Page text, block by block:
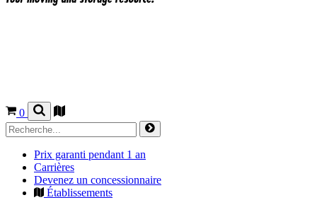
0
Prix garanti pendant 1 an
Carrières
Devenez un concessionnaire
Établissements